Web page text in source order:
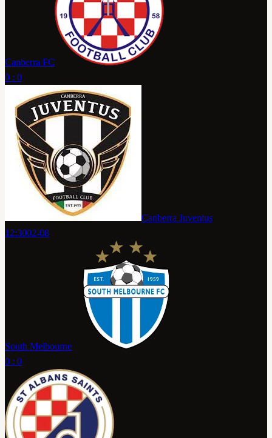
Canberra FC
0 : 0
Canberra Juventus
12:3002-08
South Melbourne
0 : 0